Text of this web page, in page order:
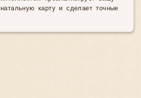
натальную карту и сделает точные